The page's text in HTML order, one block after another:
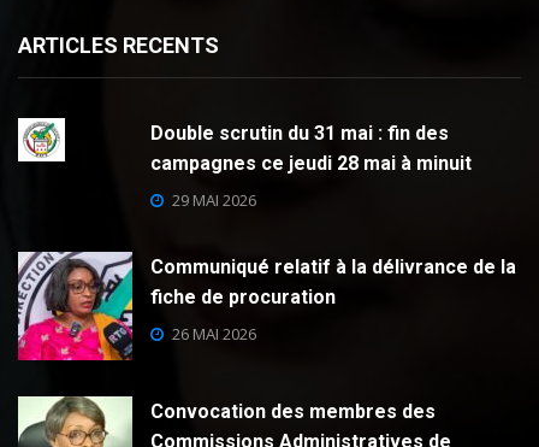
ARTICLES RECENTS
Double scrutin du 31 mai : fin des
campagnes ce jeudi 28 mai à minuit
29 MAI 2026
Communiqué relatif à la délivrance de la
fiche de procuration
26 MAI 2026
Convocation des membres des
Commissions Administratives de